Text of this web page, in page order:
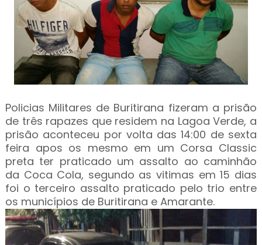
Policias Militares de Buritirana fizeram a prisão
de três rapazes que residem na Lagoa Verde, a
prisão aconteceu por volta das 14:00 de sexta
feira apos os mesmo em um Corsa Classic
preta ter praticado um assalto ao caminhão
da Coca Cola, segundo as vitimas em 15 dias
foi o terceiro assalto praticado pelo trio entre
os municípios de Buritirana e Amarante.